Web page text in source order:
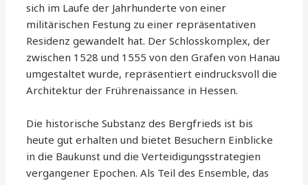
sich im Laufe der Jahrhunderte von einer
militärischen Festung zu einer repräsentativen
Residenz gewandelt hat. Der Schlosskomplex, der
zwischen 1528 und 1555 von den Grafen von Hanau
umgestaltet wurde, repräsentiert eindrucksvoll die
Architektur der Frührenaissance in Hessen.
Die historische Substanz des Bergfrieds ist bis
heute gut erhalten und bietet Besuchern Einblicke
in die Baukunst und die Verteidigungsstrategien
vergangener Epochen. Als Teil des Ensemble, das